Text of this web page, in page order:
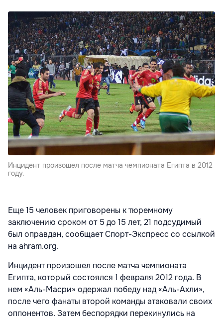
Инцидент произошел после матча чемпионата Египта в 2012
году.
Еще 15 человек приговорены к тюремному
заключению сроком от 5 до 15 лет, 21 подсудимый
был оправдан, сообщает Спорт-Экспресс со ссылкой
на ahram.org.
Инцидент произошел после матча чемпионата
Египта, который состоялся 1 февраля 2012 года. В
нем «Аль-Масри» одержал победу над «Аль-Ахли»,
после чего фанаты второй команды атаковали своих
оппонентов. Затем беспорядки перекинулись на